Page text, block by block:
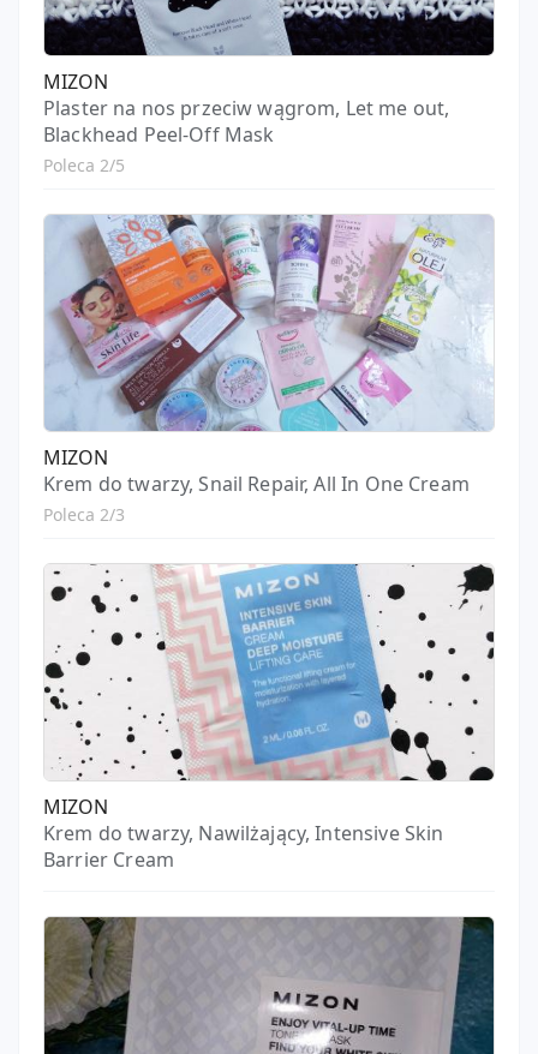
MIZON
Plaster na nos przeciw wągrom, Let me out,
Blackhead Peel-Off Mask
Poleca 2/5
MIZON
Krem do twarzy, Snail Repair, All In One Cream
Poleca 2/3
MIZON
Krem do twarzy, Nawilżający, Intensive Skin
Barrier Cream